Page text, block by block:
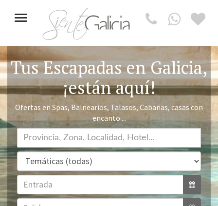
Toggle
navigation
Tus Escapadas en Galicia,
¡están aquí!
Ofertas en Spas, Balnearios, Talasos, Cabañas, casas con
encanto ...